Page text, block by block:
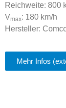
Reichweite: 800
Vmax: 180 km/h
Hersteller:
Mehr Infos